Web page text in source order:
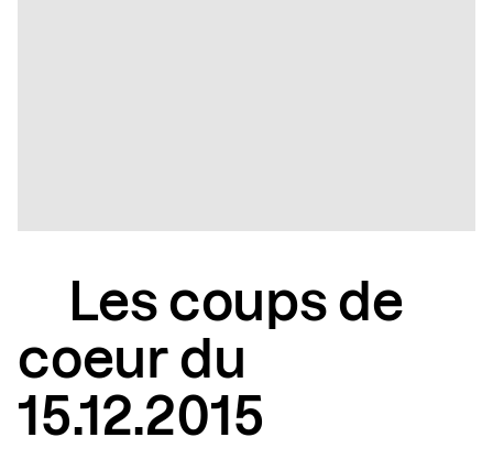
Les coups de
coeur du
15.12.2015